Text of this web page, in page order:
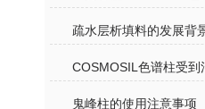
疏水层析填料的发展背
COSMOSIL色谱柱受到
鬼峰柱的使用注意事项